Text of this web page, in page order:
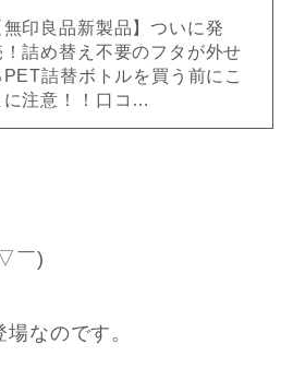
無印良品新製品】ついに発
！詰め替え不要のフタが外せ
PET詰替ボトルを買う前にこ
に注意！！口コ…
￣)
なのです。